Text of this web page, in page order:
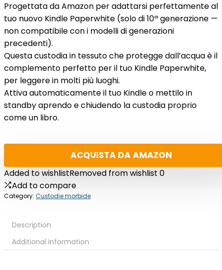
Progettata da Amazon per adattarsi perfettamente al
tuo nuovo Kindle Paperwhite (solo di 10ª generazione —
non compatibile con i modelli di generazioni
precedenti).
Questa custodia in tessuto che protegge dall’acqua è il
complemento perfetto per il tuo Kindle Paperwhite,
per leggere in molti più luoghi.
Attiva automaticamente il tuo Kindle o mettilo in
standby aprendo e chiudendo la custodia proprio
come un libro.
ACQUISTA DA AMAZON
Added to wishlistRemoved from wishlist 0
Add to compare
Category: Custodie morbide
Description
Additional information